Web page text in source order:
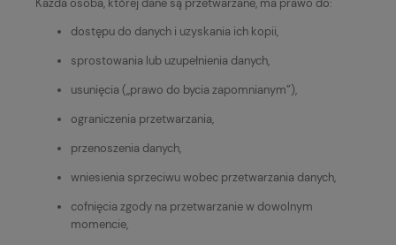
Każda osoba, której dane są przetwarzane, ma prawo do:
dostępu do danych i uzyskania ich kopii,
sprostowania lub uzupełnienia danych,
usunięcia („prawo do bycia zapomnianym”),
ograniczenia przetwarzania,
przenoszenia danych,
wniesienia sprzeciwu wobec przetwarzania danych,
cofnięcia zgody na przetwarzanie w dowolnym
momencie,